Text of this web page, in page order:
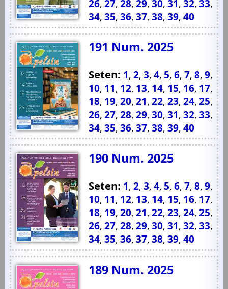
26,27,28,29,30,31 ,32,33,
34,35,36,37,38,39,40
191 Num. 2025
Seten: 1,2,3,4, 5,6,7,8,9,
10, 11, 12, 13, 14, 15, 16, 17,
18, 19,20,21,22,23,24,25,
26,27,28,29,30,31,32,33,
34,35,36,37,38,39,40
190 Num. 2025
Seten: 1,2,3,4, 5,6,7,8,9,
10, 11, 12, 13, 14, 15, 16, 17,
18, 19,20,21,22,23,24,25,
26,27,28,29,30,31,32,33,
34,35,36,37,38,39,40
189 Num. 2025